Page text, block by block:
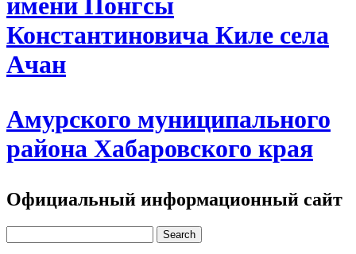
Константиновича Киле села
Ачан
Амурского муниципального
района Хабаровского края
Официальный информационный сайт